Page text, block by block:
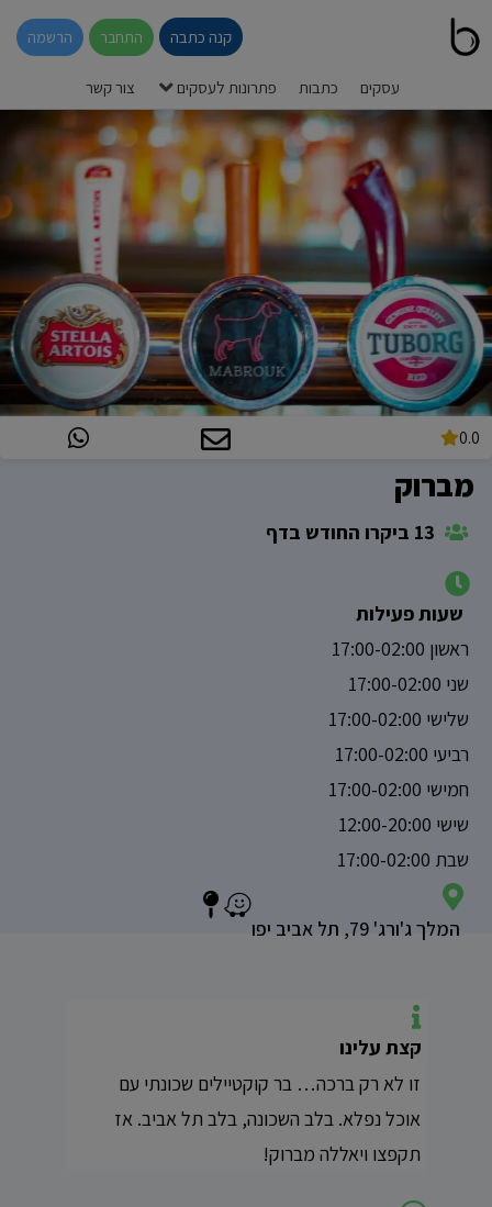
קנה כתבה התחבר הרשמה
עסקים כתבות פתרונות לעסקים צור קשר
0.0
מברוק
שעות פעילות
ראשון 17:00-02:00
שני 17:00-02:00
שלישי 17:00-02:00
רביעי 17:00-02:00
חמישי 17:00-02:00
שישי 12:00-20:00
שבת 17:00-02:00
המלך ג'ורג' 79, תל אביב יפו
קצת עלינו
זו לא רק ברכה… בר קוקטיילים שכונתי עם
אוכל נפלא. בלב השכונה, בלב תל אביב. אז
תקפצו ויאללה מברוק!